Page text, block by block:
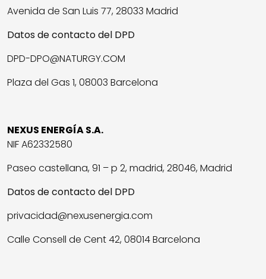
Avenida de San Luis 77, 28033 Madrid
Datos de contacto del DPD
DPD-DPO@NATURGY.COM
Plaza del Gas 1, 08003 Barcelona
NEXUS ENERGÍA S.A.
NIF A62332580
Paseo castellana, 91 – p 2, madrid, 28046, Madrid
Datos de contacto del DPD
privacidad@nexusenergia.com
Calle Consell de Cent 42, 08014 Barcelona